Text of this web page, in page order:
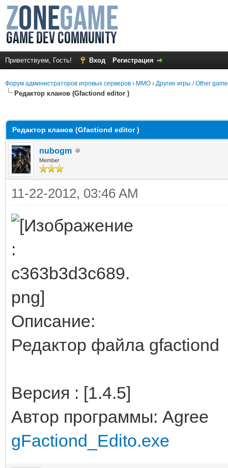
Приветствуем, Гость! Вход Регистрация
Форум администраторов игровых серверов › MMO › Другие игры / Other
Редактор кланов (Gfactiond editor )
Редактор кланов (Gfactiond editor )
nubogm
Member
11-22-2012, 03:46 AM
Описание:
Редактор файла gfactiond
Версия : [1.4.5]
Автор программы: Agree
gFactiond_Edito.exe